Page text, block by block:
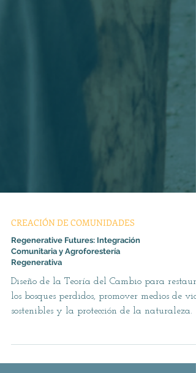
CREACIÓN DE COMUNIDADES
Regenerative Futures: Integración
Regenerativa
Diseño de la Teoría del Cambio para
los bosques perdidos, promover medios de